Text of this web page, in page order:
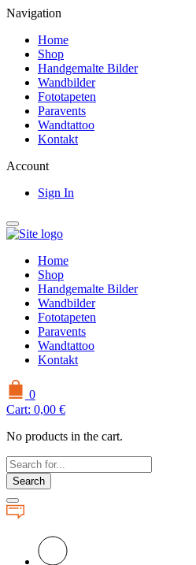
Navigation
Home
Shop
Handgemalte Bilder
Wandbilder
Fototapeten
Paravents
Wandtattoo
Kontakt
Account
Sign In
Home
Shop
Handgemalte Bilder
Wandbilder
Fototapeten
Paravents
Wandtattoo
Kontakt
0
Cart: 0,00 €
No products in the cart.
Search